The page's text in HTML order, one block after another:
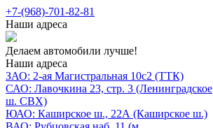
+7-(968)-701-82-81
Наши адреса
Делаем автомобили лучше!
Наши адреса
ЗАО: 2-ая Магистральная 10с2 (ТТК)
САО: Лавочкина 23, стр. 3 (Ленинградское
ш. СВХ)
ЮАО: Каширское ш., 22А (Каширское ш.)